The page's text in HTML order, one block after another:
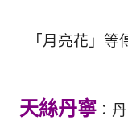
「月亮花」等
天絲丹寧 ：